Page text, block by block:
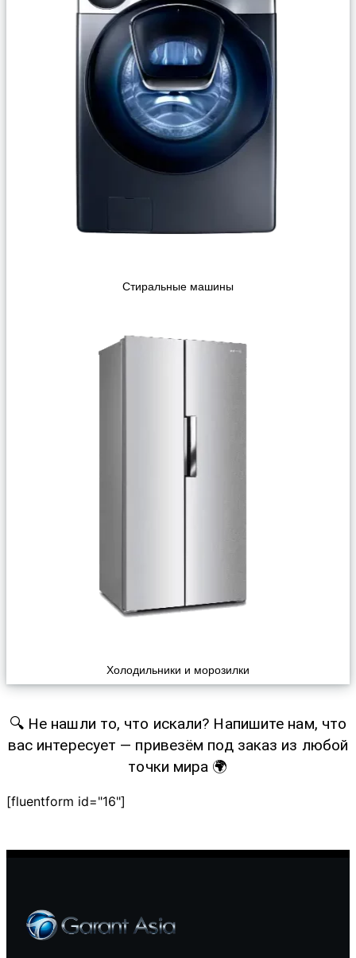
Стиральные машины
Холодильники и морозилки
🔍 Не нашли то, что искали? Напишите нам, что
вас интересует — привезём под заказ из любой
точки мира 🌍
[fluentform id="16"]